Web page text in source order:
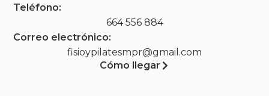
Teléfono:
664 556 884
Correo electrónico:
fisioypilatesmpr@gmail.com
Cómo llegar